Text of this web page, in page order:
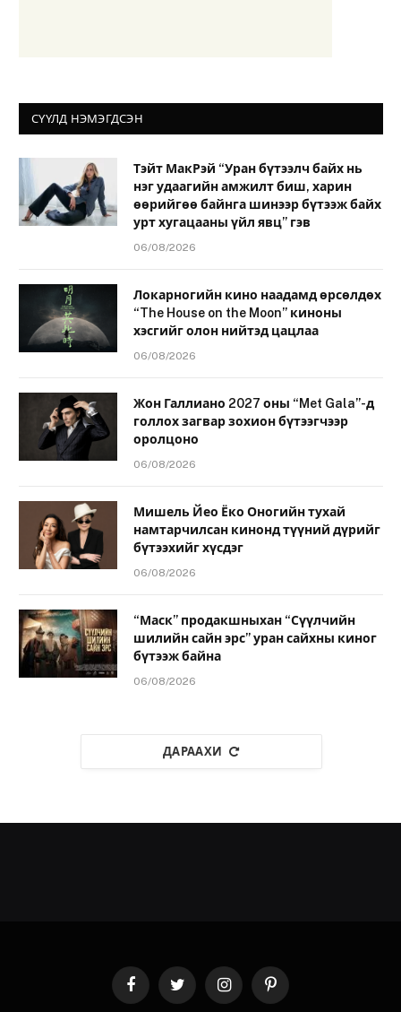
СҮҮЛД НЭМЭГДСЭН
Тэйт МакРэй “Уран бүтээлч байх нь
нэг удаагийн амжилт биш, харин
өөрийгөө байнга шинээр бүтээж байх
урт хугацааны үйл явц” гэв
06/08/2026
Локарногийн кино наадамд өрсөлдөх
“The House on the Moon” киноны
хэсгийг олон нийтэд цацлаа
06/08/2026
Жон Галлиано 2027 оны “Met Gala”-д
голлох загвар зохион бүтээгчээр
оролцоно
06/08/2026
Мишель Йео Ёко Оногийн тухай
намтарчилсан кинонд түүний дүрийг
бүтээхийг хүсдэг
06/08/2026
“Маск” продакшныхан “Сүүлчийн
шилийн сайн эрс” уран сайхны киног
бүтээж байна
06/08/2026
ДАРААХИ
FacebookTwitter InstagramPinterest